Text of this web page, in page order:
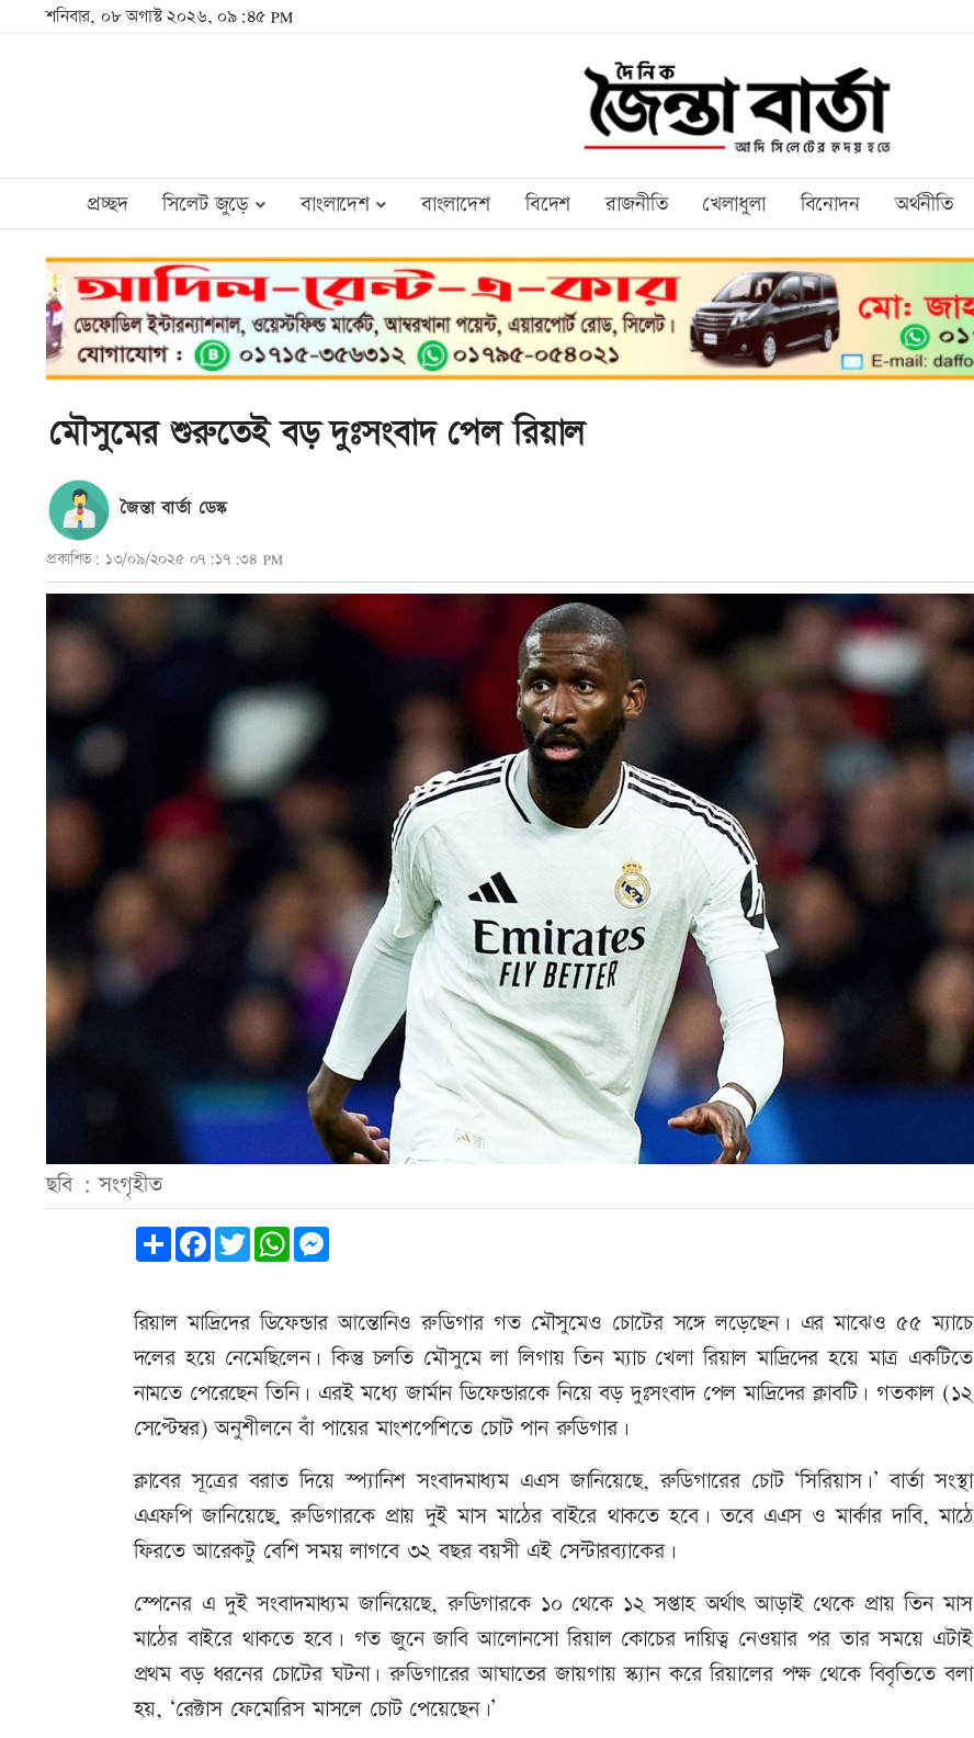
শনিবার, ০৮ অগাস্ট ২০২৬, ০৯:৪৫ PM
প্রচ্ছদ সিলেট জুড়ে বাংলাদেশ বাংলাদেশ বিদেশ রাজনীতি খেলাধুলা বিনোদন অর্থনীতি
মৌসুমের শুরুতেই বড় দুঃসংবাদ পেল রিয়াল
জৈন্তা বার্তা ডেস্ক
প্রকাশিত: ১৩/০৯/২০২৫ ০৭:১৭:৩৪ PM
ছবি : সংগৃহীত
Share FacebookTwitterWhatsAppMessenger
রিয়াল মাদ্রিদের ডিফেন্ডার আন্তোনিও রুডিগার গত মৌসুমেও চোটের সঙ্গে লড়েছেন। এর মাঝেও ৫৫ ম্যাচে
দলের হয়ে নেমেছিলেন। কিন্তু চলতি মৌসুমে লা লিগায় তিন ম্যাচ খেলা রিয়াল মাদ্রিদের হয়ে মাত্র একটিতে
নামতে পেরেছেন তিনি। এরই মধ্যে জার্মান ডিফেন্ডারকে নিয়ে বড় দুঃসংবাদ পেল মাদ্রিদের ক্লাবটি। গতকাল (১২
সেপ্টেম্বর) অনুশীলনে বাঁ পায়ের মাংশপেশিতে চোট পান রুডিগার।
ক্লাবের সূত্রের বরাত দিয়ে স্প্যানিশ সংবাদমাধ্যম এএস জানিয়েছে, রুডিগারের চোট ‘সিরিয়াস।’ বার্তা সংস্থা
এএফপি জানিয়েছে, রুডিগারকে প্রায় দুই মাস মাঠের বাইরে থাকতে হবে। তবে এএস ও মার্কার দাবি, মাঠে
ফিরতে আরেকটু বেশি সময় লাগবে ৩২ বছর বয়সী এই সেন্টারব্যাকের।
স্পেনের এ দুই সংবাদমাধ্যম জানিয়েছে, রুডিগারকে ১০ থেকে ১২ সপ্তাহ অর্থাৎ আড়াই থেকে প্রায় তিন মাস
মাঠের বাইরে থাকতে হবে। গত জুনে জাবি আলোনসো রিয়াল কোচের দায়িত্ব নেওয়ার পর তার সময়ে এটাই
প্রথম বড় ধরনের চোটের ঘটনা। রুডিগারের আঘাতের জায়গায় স্ক্যান করে রিয়ালের পক্ষ থেকে বিবৃতিতে বলা
হয়, ‘রেক্টাস ফেমোরিস মাসলে চোট পেয়েছেন।’